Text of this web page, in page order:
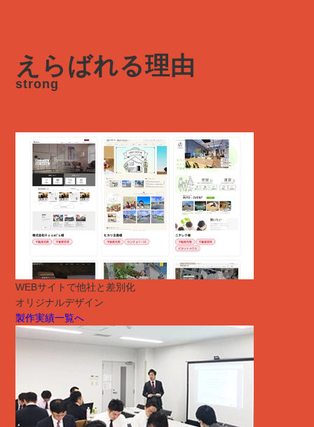
えらばれる理由
strong
WEBサイトで他社と差別化
オリジナルデザイン
製作実績一覧へ